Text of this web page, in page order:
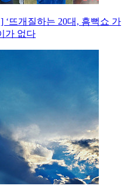
‘뜨개질하는 20대, 흠뻑쇼 가
가 없다